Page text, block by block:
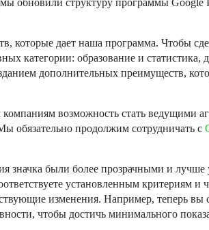
обновили структуру программы Google
которые дает наша программа. Чтобы
категории: образование и
дополнительных преимуществ,
возможность стать ведущими
обязательно продолжим сотрудничать с
значка были более прозрачными и
установленным критериям и
изменения. Например, теперь
чтобы достичь минимального